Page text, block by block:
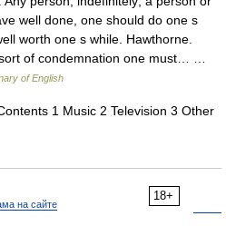
well done, one should do one s
worth one s while. Hawthorne.
of condemnation one must… …
of English
1 Music 2 Television 3 Other
18+
на сайте